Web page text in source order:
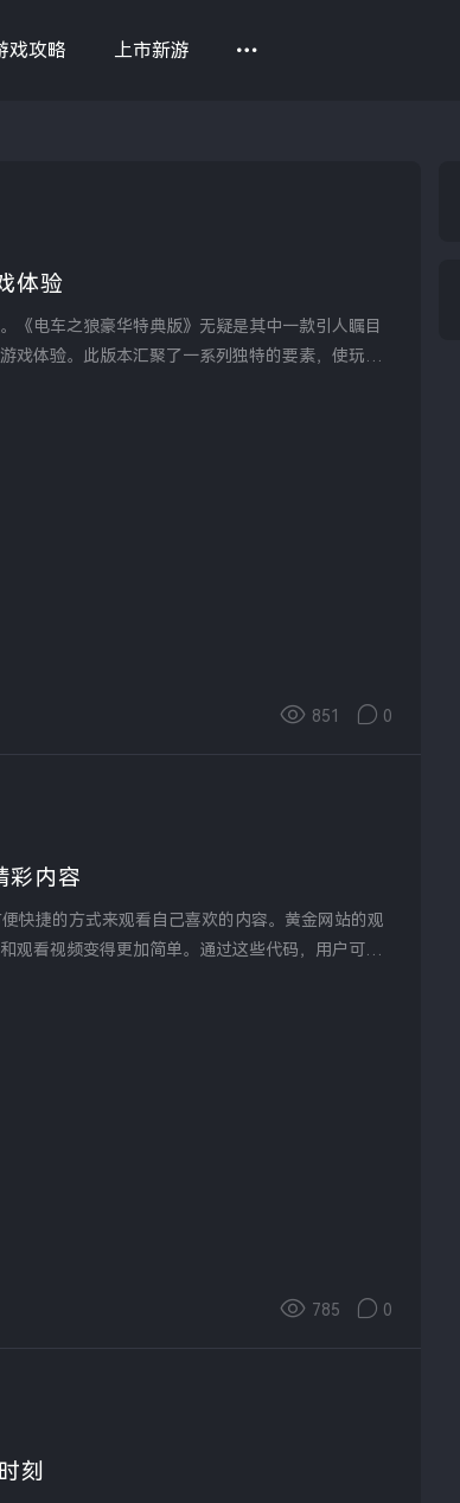
戏攻略 上市新游
体验
《电车之狼豪华特典版》无疑是其中一款引人瞩目
戏体验。此版本汇聚了一系列独特的要素，使玩家
851 0
彩内容
看视频变得更加简单。通过这些代码，用户可以
785 0
刻